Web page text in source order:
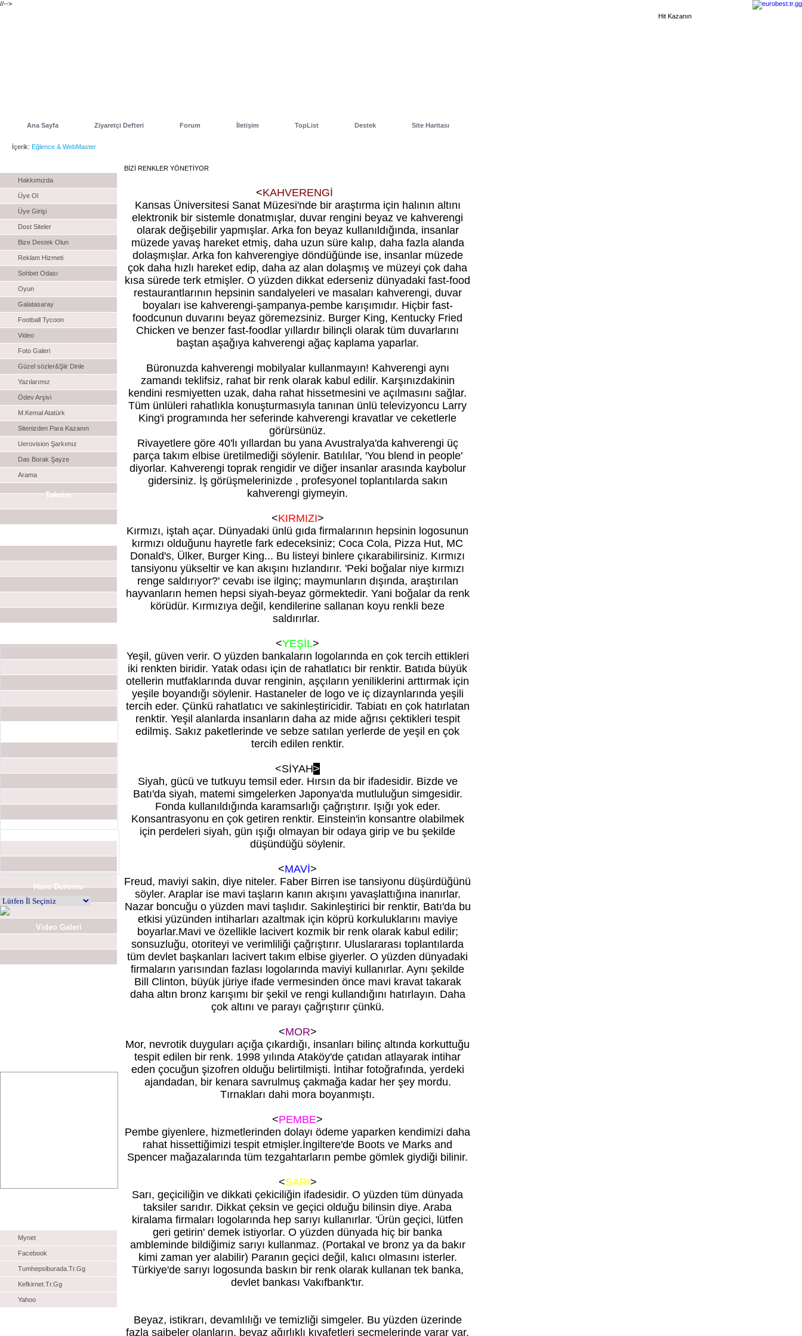
//-->
Hit Kazanın
Ana Sayfa Ziyaretçi Defteri Forum İletişim TopList Destek Site Haritası
İçerik: Eğlence & WebMaster
Hakkımızda
Üye Ol
Üye Girişi
Dost Siteler
Bize Destek Olun
Reklam Hizmeti
Sohbet Odası
Oyun
Galatasaray
Football Tycoon
Video
Foto Galeri
Güzel sözler&Şiir Dinle
Yazılarımız
Ödev Arşivi
M.Kemal Atatürk
Sitenizden Para Kazanın
Uerovision Şarkımız
Das Borak Şayze
Arama
Takvim
Hava Durumu
Video Galeri
Mynet
Facebook
Tumhepsiburada.Tr.Gg
Kefkirnet.Tr.Gg
Yahoo
BİZİ RENKLER YÖNETİYOR
<KAHVERENGİ
Kansas Üniversitesi Sanat Müzesi'nde bir araştırma için halının altını
elektronik bir sistemle donatmışlar, duvar rengini beyaz ve kahverengi
olarak değişebilir yapmışlar. Arka fon beyaz kullanıldığında, insanlar
müzede yavaş hareket etmiş, daha uzun süre kalıp, daha fazla alanda
dolaşmışlar. Arka fon kahverengiye döndüğünde ise, insanlar müzede
çok daha hızlı hareket edip, daha az alan dolaşmış ve müzeyi çok daha
kısa sürede terk etmişler. O yüzden dikkat ederseniz dünyadaki fast-food
restaurantlarının hepsinin sandalyeleri ve masaları kahverengi, duvar
boyaları ise kahverengi-şampanya-pembe karışımıdır. Hiçbir fast-
foodcunun duvarını beyaz göremezsiniz. Burger King, Kentucky Fried
Chicken ve benzer fast-foodlar yıllardır bilinçli olarak tüm duvarlarını
baştan aşağıya kahverengi ağaç kaplama yaparlar.
Büronuzda kahverengi mobilyalar kullanmayın! Kahverengi aynı
zamandı teklifsiz, rahat bir renk olarak kabul edilir. Karşınızdakinin
kendini resmiyetten uzak, daha rahat hissetmesini ve açılmasını sağlar.
Tüm ünlüleri rahatlıkla konuşturmasıyla tanınan ünlü televizyoncu Larry
King'i programında her seferinde kahverengi kravatlar ve ceketlerle
görürsünüz.
Rivayetlere göre 40'lı yıllardan bu yana Avustralya'da kahverengi üç
parça takım elbise üretilmediği söylenir. Batılılar, 'You blend in people'
diyorlar. Kahverengi toprak rengidir ve diğer insanlar arasında kaybolur
gidersiniz. İş görüşmelerinizde , profesyonel toplantılarda sakın
kahverengi giymeyin.
<KIRMIZI>
Kırmızı, iştah açar. Dünyadaki ünlü gıda firmalarının hepsinin logosunun
kırmızı olduğunu hayretle fark edeceksiniz; Coca Cola, Pizza Hut, MC
Donald's, Ülker, Burger King... Bu listeyi binlere çıkarabilirsiniz. Kırmızı
tansiyonu yükseltir ve kan akışını hızlandırır. 'Peki boğalar niye kırmızı
renge saldırıyor?' cevabı ise ilginç; maymunların dışında, araştırılan
hayvanların hemen hepsi siyah-beyaz görmektedir. Yani boğalar da renk
körüdür. Kırmızıya değil, kendilerine sallanan koyu renkli beze
saldırırlar.
<YEŞİL>
Yeşil, güven verir. O yüzden bankaların logolarında en çok tercih ettikleri
iki renkten biridir. Yatak odası için de rahatlatıcı bir renktir. Batıda büyük
otellerin mutfaklarında duvar renginin, aşçıların yeniliklerini arttırmak için
yeşile boyandığı söylenir. Hastaneler de logo ve iç dizaynlarında yeşili
tercih eder. Çünkü rahatlatıcı ve sakinleştiricidir. Tabiatı en çok hatırlatan
renktir. Yeşil alanlarda insanların daha az mide ağrısı çektikleri tespit
edilmiş. Sakız paketlerinde ve sebze satılan yerlerde de yeşil en çok
tercih edilen renktir.
<SİYAH>
Siyah, gücü ve tutkuyu temsil eder. Hırsın da bir ifadesidir. Bizde ve
Batı'da siyah, matemi simgelerken Japonya'da mutluluğun simgesidir.
Fonda kullanıldığında karamsarlığı çağrıştırır. Işığı yok eder.
Konsantrasyonu en çok getiren renktir. Einstein'in konsantre olabilmek
için perdeleri siyah, gün ışığı olmayan bir odaya girip ve bu şekilde
düşündüğü söylenir.
<MAVİ>
Freud, maviyi sakin, diye niteler. Faber Birren ise tansiyonu düşürdüğünü
söyler. Araplar ise mavi taşların kanın akışını yavaşlattığına inanırlar.
Nazar boncuğu o yüzden mavi taşlıdır. Sakinleştirici bir renktir, Batı'da bu
etkisi yüzünden intiharları azaltmak için köprü korkuluklarını maviye
boyarlar.Mavi ve özellikle lacivert kozmik bir renk olarak kabul edilir;
sonsuzluğu, otoriteyi ve verimliliği çağrıştırır. Uluslararası toplantılarda
tüm devlet başkanları lacivert takım elbise giyerler. O yüzden dünyadaki
firmaların yarısından fazlası logolarında maviyi kullanırlar. Aynı şekilde
Bill Clinton, büyük jüriye ifade vermesinden önce mavi kravat takarak
daha altın bronz karışımı bir şekil ve rengi kullandığını hatırlayın. Daha
çok altını ve parayı çağrıştırır çünkü.
<MOR>
Mor, nevrotik duyguları açığa çıkardığı, insanları bilinç altında korkuttuğu
tespit edilen bir renk. 1998 yılında Ataköy'de çatıdan atlayarak intihar
eden çocuğun şizofren olduğu belirtilmişti. İntihar fotoğrafında, yerdeki
ajandadan, bir kenara savrulmuş çakmağa kadar her şey mordu.
Tırnakları dahi mora boyanmıştı.
<PEMBE>
Pembe giyenlere, hizmetlerinden dolayı ödeme yaparken kendimizi daha
rahat hissettiğimizi tespit etmişler.İngiltere'de Boots ve Marks and
Spencer mağazalarında tüm tezgahtarların pembe gömlek giydiği bilinir.
<SARI>
Sarı, geçiciliğin ve dikkati çekiciliğin ifadesidir. O yüzden tüm dünyada
taksiler sarıdır. Dikkat çeksin ve geçici olduğu bilinsin diye. Araba
kiralama firmaları logolarında hep sarıyı kullanırlar. 'Ürün geçici, lütfen
geri getirin' demek istiyorlar. O yüzden dünyada hiç bir banka
ambleminde bildiğimiz sarıyı kullanmaz. (Portakal ve bronz ya da bakır
kimi zaman yer alabilir) Paranın geçici değil, kalıcı olmasını isterler.
Türkiye'de sarıyı logosunda baskın bir renk olarak kullanan tek banka,
devlet bankası Vakıfbank'tır.
Beyaz, istikrarı, devamlılığı ve temizliği simgeler. Bu yüzden üzerinde
fazla şaibeler olanların, beyaz ağırlıklı kıyafetleri seçmelerinde yarar var.